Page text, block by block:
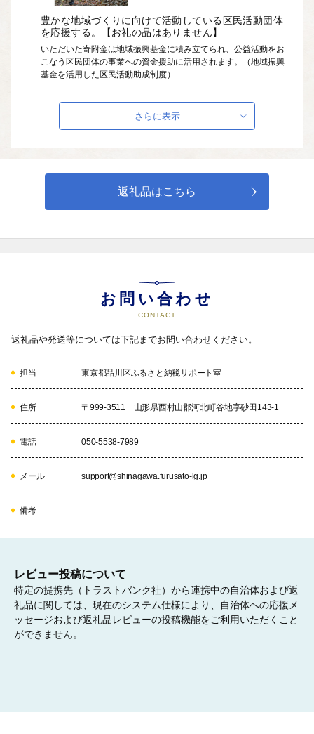
豊かな地域づくりに向けて活動している区民活動団体
を応援する。【お礼の品はありません】
いただいた寄附金は地域振興基金に積み立てられ、公益活動をお
こなう区民団体の事業への資金援助に活用されます。（地域振興
基金を活用した区民活動助成制度）
さらに表示
返礼品はこちら
お問い合わせ
CONTACT
返礼品や発送等については下記までお問い合わせください。
担当 東京都品川区ふるさと納税サポート室
住所 〒999-3511 山形県西村山郡河北町谷地字砂田143-1
電話 050-5538-7989
メール support@shinagawa.furusato-lg.jp
備考
レビュー投稿について
特定の提携先（トラストバンク社）から連携中の自治体および返
礼品に関しては、現在のシステム仕様により、自治体への応援メ
ッセージおよび返礼品レビューの投稿機能をご利用いただくこと
ができません。